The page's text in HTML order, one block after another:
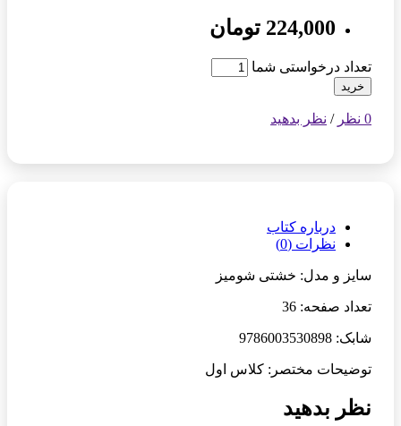
224,000 تومان
تعداد درخواستی شما
خرید
0 نظر / نظر بدهید
درباره کتاب
نظرات (0)
سایز و مدل: خشتی شومیز
تعداد صفحه: 36
شابک: 9786003530898
توضیحات مختصر: کلاس اول
نظر بدهید